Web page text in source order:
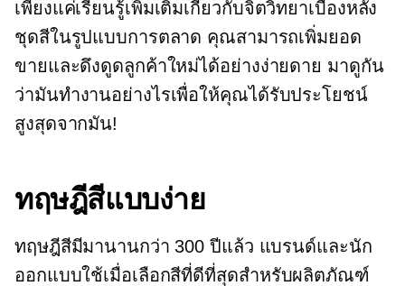
เพียงแค่เรียนรู้เพิ่มเติมเกี่ยวกับจิตวิทยาเบื้องหลัง
ชุดสีในรูปแบบการตลาด คุณสามารถเพิ่มยอด
ขายและดึงดูดลูกค้าใหม่ได้อย่างง่ายดาย มาดูกัน
ว่ามันทำงานอย่างไรเพื่อให้คุณได้รับประโยชน์
สูงสุดจากมัน!
ทฤษฎีสีแบบง่าย
ทฤษฎีสีมีมานานกว่า 300 ปีแล้ว แบรนด์และนัก
ออกแบบใช้เมื่อเลือกสีที่ดีที่สุดสำหรับผลิตภัณฑ์